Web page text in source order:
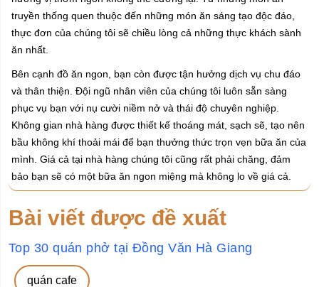
truyền thống quen thuộc đến những món ăn sáng tạo độc đáo,
thực đơn của chúng tôi sẽ chiều lòng cả những thực khách sành
ăn nhất.
Bên cạnh đồ ăn ngon, bạn còn được tận hưởng dịch vụ chu đáo
và thân thiện. Đội ngũ nhân viên của chúng tôi luôn sẵn sàng
phục vụ bạn với nụ cười niềm nở và thái độ chuyên nghiệp.
Không gian nhà hàng được thiết kế thoáng mát, sạch sẽ, tạo nên
bầu không khí thoải mái để bạn thưởng thức trọn vẹn bữa ăn của
mình. Giá cả tại nhà hàng chúng tôi cũng rất phải chăng, đảm
bảo bạn sẽ có một bữa ăn ngon miệng mà không lo về giá cả.
Bài viết được đề xuất
Top 30 quán phở tại Đồng Văn Hà Giang
quán cafe